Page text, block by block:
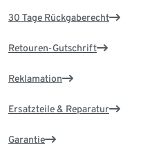
30 Tage Rückgaberecht
Retouren-Gutschrift
Reklamation
Ersatzteile & Reparatur
Garantie